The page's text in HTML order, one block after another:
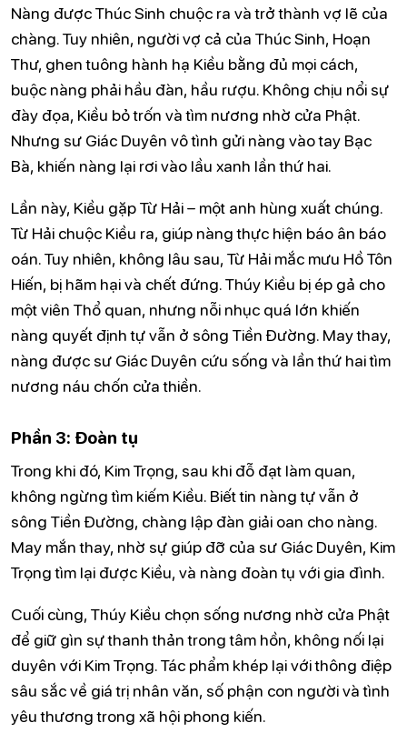
Nàng được Thúc Sinh chuộc ra và trở thành vợ lẽ của
chàng. Tuy nhiên, người vợ cả của Thúc Sinh, Hoạn
Thư, ghen tuông hành hạ Kiều bằng đủ mọi cách,
buộc nàng phải hầu đàn, hầu rượu. Không chịu nổi sự
đày đọa, Kiều bỏ trốn và tìm nương nhờ cửa Phật.
Nhưng sư Giác Duyên vô tình gửi nàng vào tay Bạc
Bà, khiến nàng lại rơi vào lầu xanh lần thứ hai.
Lần này, Kiều gặp Từ Hải – một anh hùng xuất chúng.
Từ Hải chuộc Kiều ra, giúp nàng thực hiện báo ân báo
oán. Tuy nhiên, không lâu sau, Từ Hải mắc mưu Hồ Tôn
Hiến, bị hãm hại và chết đứng. Thúy Kiều bị ép gả cho
một viên Thổ quan, nhưng nỗi nhục quá lớn khiến
nàng quyết định tự vẫn ở sông Tiền Đường. May thay,
nàng được sư Giác Duyên cứu sống và lần thứ hai tìm
nương náu chốn cửa thiền.
Phần 3: Đoàn tụ
Trong khi đó, Kim Trọng, sau khi đỗ đạt làm quan,
không ngừng tìm kiếm Kiều. Biết tin nàng tự vẫn ở
sông Tiền Đường, chàng lập đàn giải oan cho nàng.
May mắn thay, nhờ sự giúp đỡ của sư Giác Duyên, Kim
Trọng tìm lại được Kiều, và nàng đoàn tụ với gia đình.
Cuối cùng, Thúy Kiều chọn sống nương nhờ cửa Phật
để giữ gìn sự thanh thản trong tâm hồn, không nối lại
duyên với Kim Trọng. Tác phẩm khép lại với thông điệp
sâu sắc về giá trị nhân văn, số phận con người và tình
yêu thương trong xã hội phong kiến.